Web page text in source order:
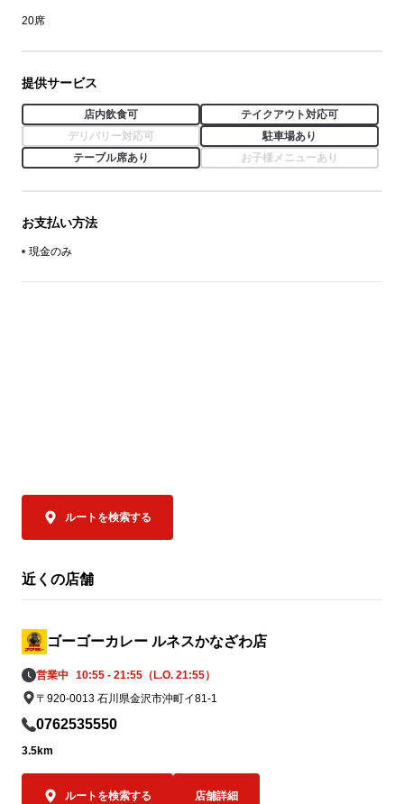
20席
提供サービス
店内飲食可
テイクアウト対応可
デリバリー対応可
駐車場あり
テーブル席あり
お子様メニューあり
お支払い方法
現金のみ
ルートを検索する
近くの店舗
ゴーゴーカレー ルネスかなざわ店
営業中
10:55 - 21:55（L.O. 21:55）
〒920-0013 石川県金沢市沖町イ81-1
0762535550
3.5km
ルートを検索する 店舗詳細